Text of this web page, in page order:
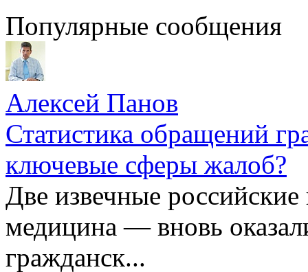
Популярные сообщения
Алексей Панов
Статистика обращений
ключевые сферы жалоб?
Две извечные
медицина — вновь
гражданск...